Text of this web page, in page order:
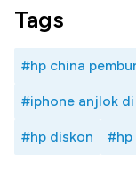
Tags
#hp china
#iphone anjlok
#hp diskon #hp